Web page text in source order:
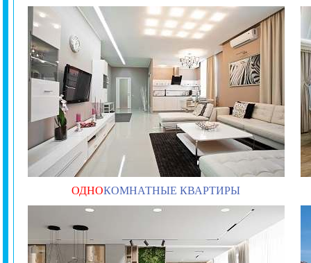
ОДНОКОМНАТНЫЕ КВАРТИРЫ